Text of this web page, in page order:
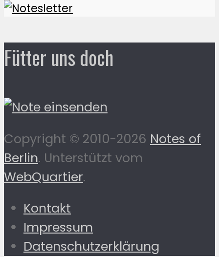
Fütter uns doch
Copyright © 2010-2026 Notes of
Berlin. Unterstützt vom
WebQuartier.
Kontakt
Impressum
Datenschutzerklärung